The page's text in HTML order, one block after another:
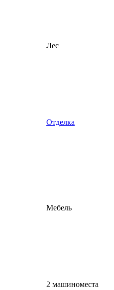
Лес
Отделка
Мебель
2 машиноместа